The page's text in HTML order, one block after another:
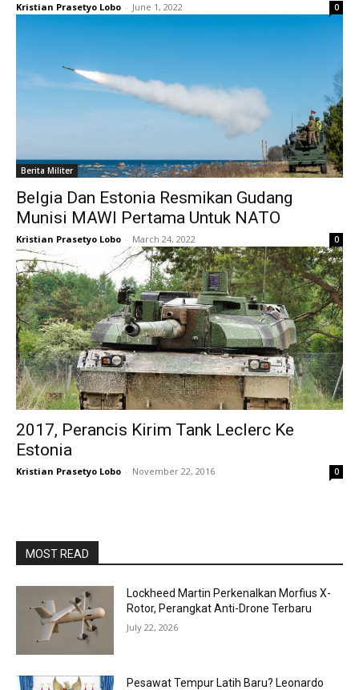
Kristian Prasetyo Lobo - June 1, 2022 0
Berita Militer
Belgia Dan Estonia Resmikan Gudang
Munisi MAWI Pertama Untuk NATO
Kristian Prasetyo Lobo - March 24, 2022 0
2017, Perancis Kirim Tank Leclerc Ke
Estonia
Kristian Prasetyo Lobo - November 22, 2016 0
MOST READ
Lockheed Martin Perkenalkan Morfius X-
Rotor, Perangkat Anti-Drone Terbaru
July 22, 2026
Pesawat Tempur Latih Baru? Leonardo